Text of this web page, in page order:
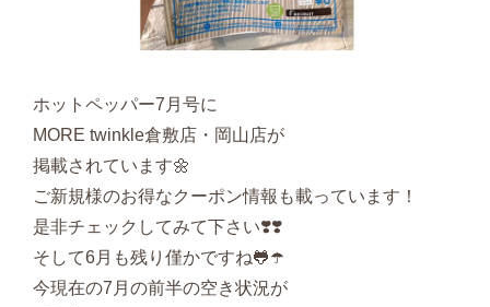
ホットペッパー7月号に
MORE twinkle倉敷店・岡山店が
掲載されています🌼
ご新規様のお得なクーポン情報も載っています！
是非チェックしてみて下さい❣️❣️
そして6月も残り僅かですね🐸☂️
今現在の7月の前半の空き状況が